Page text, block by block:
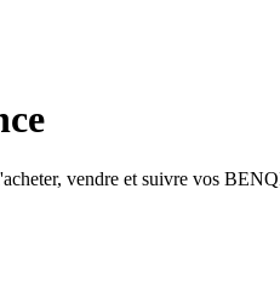
vendre et suivre vos